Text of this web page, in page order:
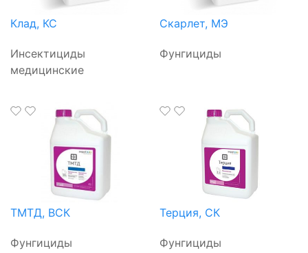
Клад, КС
Инсектициды
медицинские
Скарлет, МЭ
Фунгициды
ТМТД, ВСК
Фунгициды
Терция, СК
Фунгициды